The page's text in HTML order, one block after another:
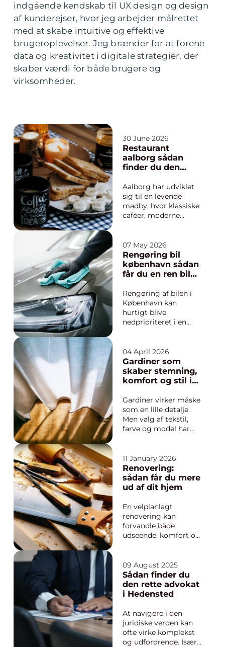
indgående kendskab til UX design og design
af kunderejser, hvor jeg arbejder målrettet
med at skabe intuitive og effektive
brugeroplevelser. Jeg brænder for at forene
data og kreativitet i digitale strategier, der
skaber værdi for både brugere og
virksomheder.
30 June 2026
Restaurant
aalborg sådan
finder du den
byen
Aalborg har udviklet
sig til en levende
madby, hvor klassiske
caféer, moderne
køkkener ligger side
om side. Udvalget kan
virke overvældende,
især hvis du gerne vil
mæt. Mange gæster
leder efter en hel...
07 May 2026
Rengøring bil
københavn sådan
får du en ren bil
Rengøring af bilen i
København kan
hurtigt blive
nedprioriteret i en
og pendling. Alligevel
har bilens tilstand stor
betydning for både
komfort, sundhed og
Rengøring bil
København, handle...
04 April 2026
Gardiner som
skaber stemning,
komfort og stil i
Gardiner virker måske
som en lille detalje.
Men valg af tekstil,
farve og model har
privatliv. Når vi
arbejder
gennemtænkt med
gardiner, kan de
et ekstra m&oslas...
11 January 2026
Renovering:
sådan får du mere
ud af dit hjem
En velplanlagt
renovering kan
forvandle både
udseende, komfort og
længe med tanker
om nye vinduer, et
opdateret køkken eller
en større stue, men er
s...
09 August 2025
Sådan finder du
den rette advokat
i Hedensted
At navigere i den
juridiske verden kan
ofte virke komplekst
og udfordrende. Især